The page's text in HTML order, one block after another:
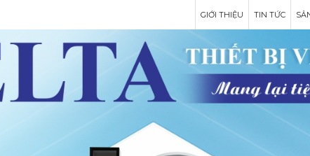
TIN TỨC
GIỚI THIỆU